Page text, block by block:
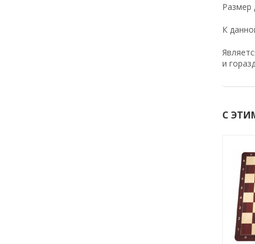
Размер
К
и
С